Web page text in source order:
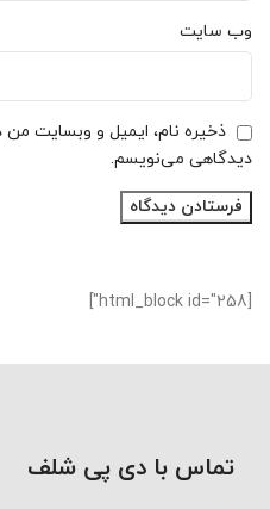
وب‌ سایت
ذخیره نام، ایمیل و وبسایت من
دیدگاهی می‌نویسم.
[html_block id="258"]
تماس با دی پی شلف